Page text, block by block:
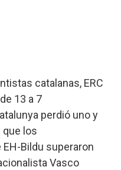
catalanas, ERC
13 a 7
perdió uno y
los
Bildu superaron
Vasco